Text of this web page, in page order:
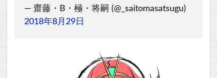
— 齋藤・B・極・将嗣 (@_saitomasatsugu)
2018年8月29日